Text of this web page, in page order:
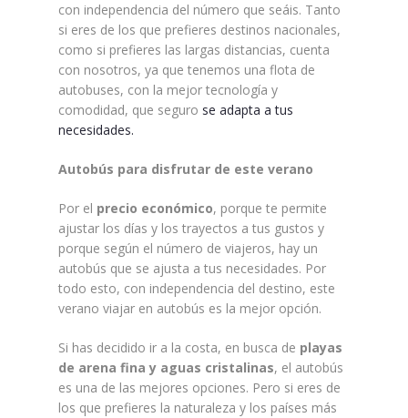
con independencia del número que seáis. Tanto
si eres de los que prefieres destinos nacionales,
como si prefieres las largas distancias, cuenta
con nosotros, ya que tenemos una flota de
autobuses, con la mejor tecnología y
comodidad, que seguro se adapta a tus
necesidades.
Autobús para disfrutar de este verano
Por el precio económico, porque te permite
ajustar los días y los trayectos a tus gustos y
porque según el número de viajeros, hay un
autobús que se ajusta a tus necesidades. Por
todo esto, con independencia del destino, este
verano viajar en autobús es la mejor opción.
Si has decidido ir a la costa, en busca de playas
de arena fina y aguas cristalinas, el autobús
es una de las mejores opciones. Pero si eres de
los que prefieres la naturaleza y los países más